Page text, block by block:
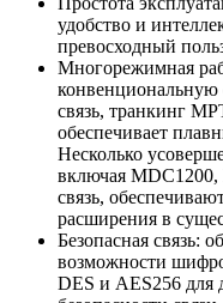
удобство и
превосходный
Многорежимная
связь, транкинг
обеспечивает
Несколько
включая
связь,
расширения в
Безопасная связь:
возможности
DES и AES256 для